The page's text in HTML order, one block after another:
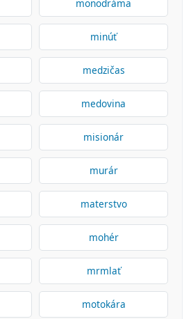
monodráma
minúť
medzičas
medovina
misionár
murár
materstvo
mohér
mrmlať
motokára